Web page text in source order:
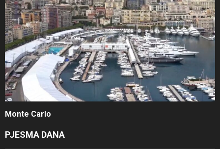
Monte Carlo
PJESMA DANA